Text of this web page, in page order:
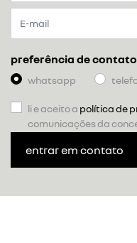
preferência de
whatsapp
li e aceito a política de
comunicações da
entrar em contato